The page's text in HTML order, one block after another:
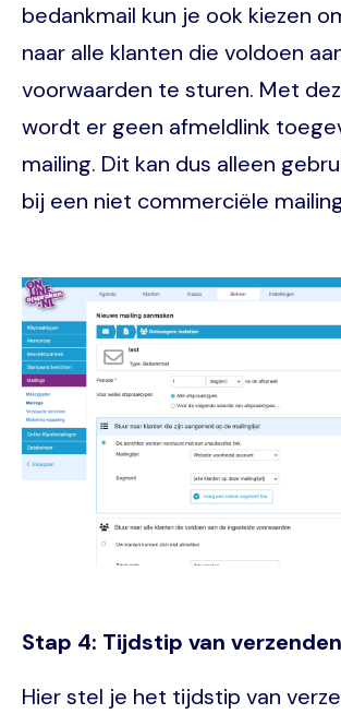
bedankmail kun je ook kiezen
naar alle klanten die voldoen
voorwaarden te sturen. Met
wordt er geen afmeldlink
mailing. Dit kan dus alleen
bij een niet commerciële
Image
Stap 4: Tijdstip van verzenden
Hier stel je het tijdstip van